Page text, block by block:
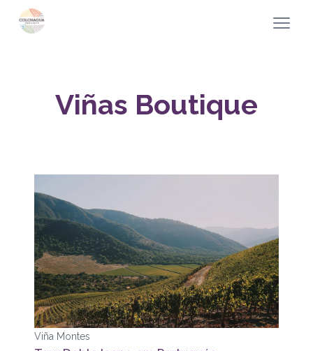
Viñas Boutique
Viña Montes